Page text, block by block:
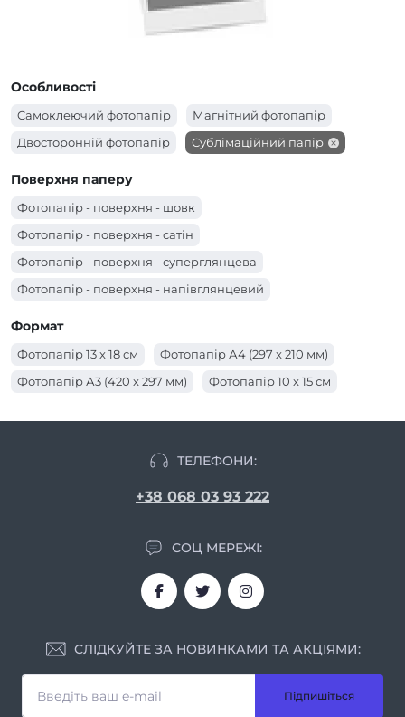
Особливості
Cамоклеючий фотопапір
Магнітний фотопапір
Двосторонній фотопапір
Сублімаційний папір
Поверхня паперу
Фотопапір - поверхня - шовк
Фотопапір - поверхня - сатін
Фотопапір - поверхня - суперглянцева
Фотопапір - поверхня - напівглянцевий
Формат
Фотопапір 13 x 18 см
Фотопапір А4 (297 x 210 мм)
Фотопапір А3 (420 x 297 мм)
Фотопапір 10 x 15 см
ТЕЛЕФОНИ:
+38 068 03 93 222
СОЦ МЕРЕЖІ:
СЛІДКУЙТЕ ЗА НОВИНКАМИ ТА АКЦІЯМИ:
Підпишіться